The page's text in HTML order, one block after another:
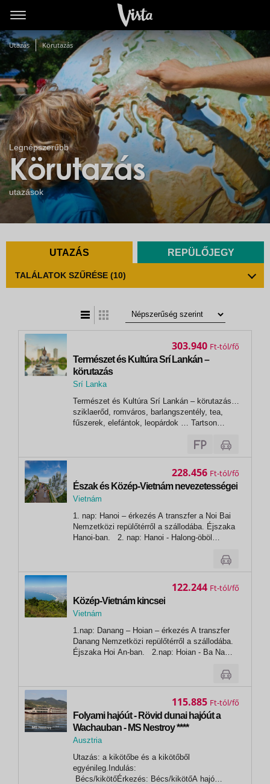
Utazás Körutazás
Legnépszerűbb
Körutazás
utazások
UTAZÁS REPÜLŐJEGY
TALÁLATOK SZŰRÉSE (10)
Természet és Kultúra Srí Lankán –
körutazás
Srí Lanka
colombo
Természet és Kultúra Srí Lankán – körutazás…
sziklaerőd, romváros, barlangszentély, tea,
fűszerek, elefántok, leopárdok … Tartson
Colombo | Dambulla | Sigiriya | Matale
fűszerkert | Kandy | Peradeniya botanikus kert |
303.940 Ft
Észak és Közép-Vietnám nevezetességei
Vietnám
Hanoi
1. nap: Hanoi – érkezés A transzfer a Noi Bai
Nemzetközi repülőtérről a szállodába. Éjszaka
Hanoi-ban. 2. nap: Hanoi - Halong-öböl
öböl Vietnam egyik leglenyűgözőbb látnivalója,
ahol mintegy 3000 mészkősziget emelkedik ki
228.456 Ft
Közép-Vietnám kincsei
Vietnám
Hoi An
1.nap: Danang – Hoian – érkezés A transzfer
Danang Nemzetközi repülőtérről a szállodába.
Éjszaka Hoi An-ban. 2.nap: Hoian - Ba Na
egyik legérdekesebb terület a régióban, mivel
gyakran egyetlen nap alatt négy különböző
122.244 Ft
Folyami hajóút - Rövid dunai hajóút a
Wachauban - MS Nestroy ****
Ausztria
Bécs
Utazás: a kikötőbe és a kikötőből
egyénileg.Indulás:
Bécs/kikötőÉrkezés: Bécs/kikötőA hajó
115.885 Ft